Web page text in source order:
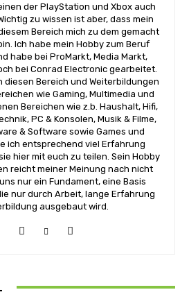
der PlayStation und Xbox auch
zu wissen ist aber, dass mein
Bereich mich zu dem gemacht
Ich habe mein Hobby zum Beruf
habe bei ProMarkt, Media Markt,
bei Conrad Electronic gearbeitet.
diesen Bereich und Weiterbildungen
wie Gaming, Multimedia und
Bereichen wie z.b. Haushalt, Hifi,
PC & Konsolen, Musik & Filme,
& Software sowie Games und
ich entsprechend viel Erfahrung
hier mit euch zu teilen. Sein Hobby
reicht meiner Meinung nach nicht
nur ein Fundament, eine Basis
nur durch Arbeit, lange Erfahrung
ausgebaut wird.